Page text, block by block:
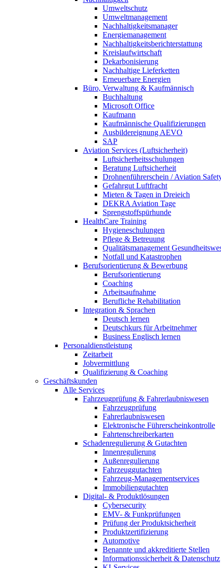
Umweltschutz
Umweltmanagement
Nachhaltigkeitsmanager
Energiemanagement
Nachhaltigkeitsberichterstattung
Kreislaufwirtschaft
Dekarbonisierung
Nachhaltige Lieferketten
Erneuerbare Energien
Büro, Verwaltung & Kaufmännisch
Buchhaltung
Microsoft Office
Kaufmann
Kaufmännische Qualifizierungen
Ausbildereignung AEVO
SAP
Aviation Services (Luftsicherheit)
Luftsicherheitsschulungen
Beratung Luftsicherheit
Drohnenführerschein / Aviation
Gefahrgut Luftfracht
Mieten & Tagen in Dreieich
DEKRA Aviation Tage
Sprengstoffspürhunde
HealthCare Training
Hygieneschulungen
Pflege & Betreuung
Qualitätsmanagement
Notfall und Katastrophen
Berufsorientierung & Bewerbung
Berufsorientierung
Coaching
Arbeitsaufnahme
Berufliche Rehabilitation
Integration & Sprachen
Deutsch lernen
Deutschkurs für Arbeitnehmer
Business Englisch lernen
Personaldienstleistung
Zeitarbeit
Jobvermittlung
Qualifizierung & Coaching
Geschäftskunden
Alle Services
Fahrzeugprüfung & Fahrerlaubniswesen
Fahrzeugprüfung
Fahrerlaubniswesen
Elektronische Führerscheinkontrolle
Fahrtenschreiberkarten
Schadenregulierung & Gutachten
Innenregulierung
Außenregulierung
Fahrzeuggutachten
Fahrzeug-Managementservices
Immobiliengutachten
Digital- & Produktlösungen
Cybersecurity
EMV- & Funkprüfungen
Prüfung der Produktsicherheit
Produktzertifizierung
Automotive
Benannte und akkreditierte Stellen
Informationssicherheit & Datenschutz